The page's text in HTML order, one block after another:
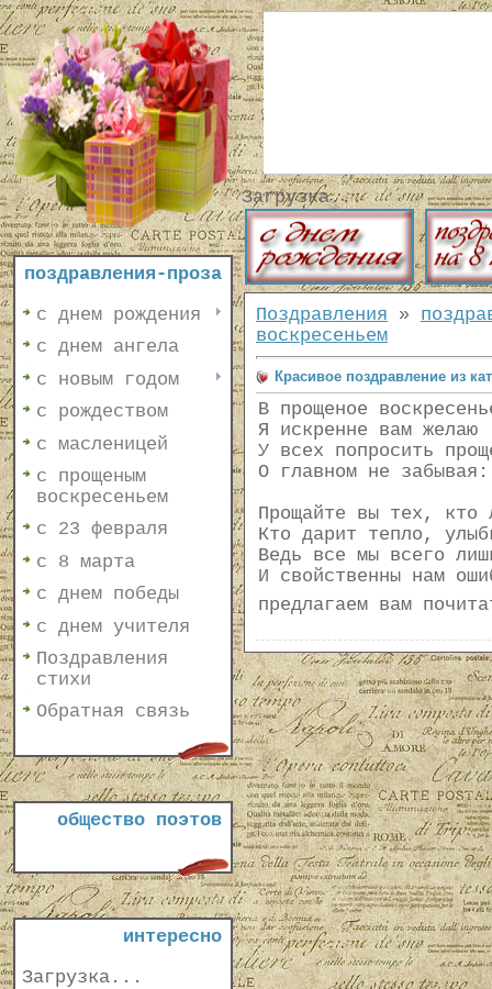
поздравления-проза
с днем рождения
с днем ангела
с новым годом
с рождеством
с масленицей
с прощеным
воскресеньем
с 23 февраля
с 8 марта
с днем победы
с днем учителя
Поздравления
стихи
Обратная связь
общество поэтов
интересно
Загрузка...
Загрузка...
Поздравления »
воскресеньем
Красивое поздравление из
В прощеное
Я искренне вам желаю
У всех попросить
О главном не забывая:
Прощайте вы тех, кто
Кто дарит тепло,
Ведь все мы всего
И свойственны нам
предлагаем вам